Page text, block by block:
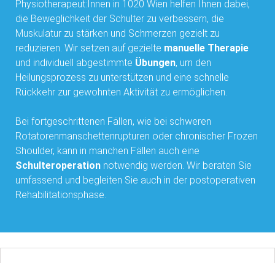
Physiotherapeut:Innen in 1020 Wien helfen Ihnen dabei,
die Beweglichkeit der Schulter zu verbessern, die
Muskulatur zu stärken und Schmerzen gezielt zu
reduzieren. Wir setzen auf gezielte manuelle Therapie
und individuell abgestimmte Übungen, um den
Heilungsprozess zu unterstützen und eine schnelle
Rückkehr zur gewohnten Aktivität zu ermöglichen.
Bei fortgeschrittenen Fällen, wie bei schweren
Rotatorenmanschettenrupturen oder chronischer Frozen
Shoulder, kann in manchen Fällen auch eine
Schulteroperation notwendig werden. Wir beraten Sie
umfassend und begleiten Sie auch in der postoperativen
Rehabilitationsphase.